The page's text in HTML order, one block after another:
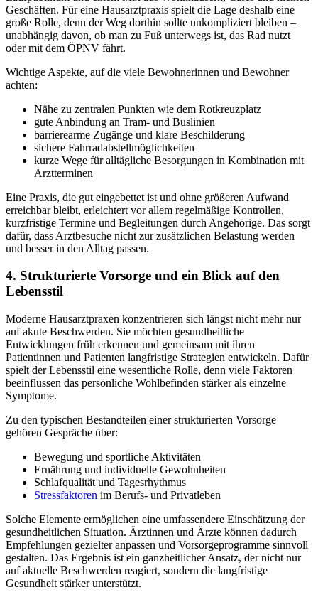
Geschäften. Für eine Hausarztpraxis spielt die Lage deshalb eine
große Rolle, denn der Weg dorthin sollte unkompliziert bleiben –
unabhängig davon, ob man zu Fuß unterwegs ist, das Rad nutzt
oder mit dem ÖPNV fährt.
Wichtige Aspekte, auf die viele Bewohnerinnen und Bewohner
achten:
Nähe zu zentralen Punkten wie dem Rotkreuzplatz
gute Anbindung an Tram- und Buslinien
barrierearme Zugänge und klare Beschilderung
sichere Fahrradabstellmöglichkeiten
kurze Wege für alltägliche Besorgungen in Kombination mit
Arztterminen
Eine Praxis, die gut eingebettet ist und ohne größeren Aufwand
erreichbar bleibt, erleichtert vor allem regelmäßige Kontrollen,
kurzfristige Termine und Begleitungen durch Angehörige. Das sorgt
dafür, dass Arztbesuche nicht zur zusätzlichen Belastung werden
und besser in den Alltag passen.
4. Strukturierte Vorsorge und ein Blick auf den
Lebensstil
Moderne Hausarztpraxen konzentrieren sich längst nicht mehr nur
auf akute Beschwerden. Sie möchten gesundheitliche
Entwicklungen früh erkennen und gemeinsam mit ihren
Patientinnen und Patienten langfristige Strategien entwickeln. Dafür
spielt der Lebensstil eine wesentliche Rolle, denn viele Faktoren
beeinflussen das persönliche Wohlbefinden stärker als einzelne
Symptome.
Zu den typischen Bestandteilen einer strukturierten Vorsorge
gehören Gespräche über:
Bewegung und sportliche Aktivitäten
Ernährung und individuelle Gewohnheiten
Schlafqualität und Tagesrhythmus
Stressfaktoren im Berufs- und Privatleben
Solche Elemente ermöglichen eine umfassendere Einschätzung der
gesundheitlichen Situation. Ärztinnen und Ärzte können dadurch
Empfehlungen gezielter anpassen und Vorsorgeprogramme sinnvoll
gestalten. Das Ergebnis ist ein ganzheitlicher Ansatz, der nicht nur
auf aktuelle Beschwerden reagiert, sondern die langfristige
Gesundheit stärker unterstützt.